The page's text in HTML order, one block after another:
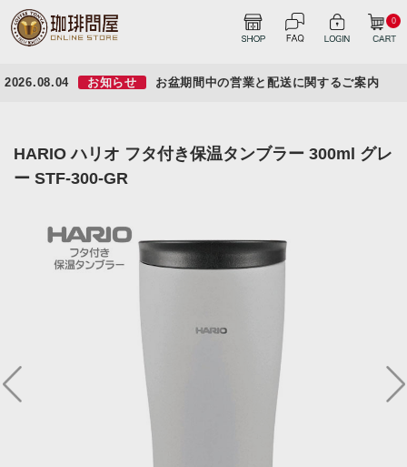
0
2026.08.04 お知らせ お盆期間中の営業と配送に関するご案内
HARIO ハリオ フタ付き保温タンブラー 300ml グレ
ー STF-300-GR